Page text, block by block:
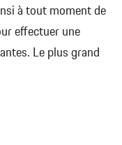
à tout moment de
effectuer une
Le plus grand